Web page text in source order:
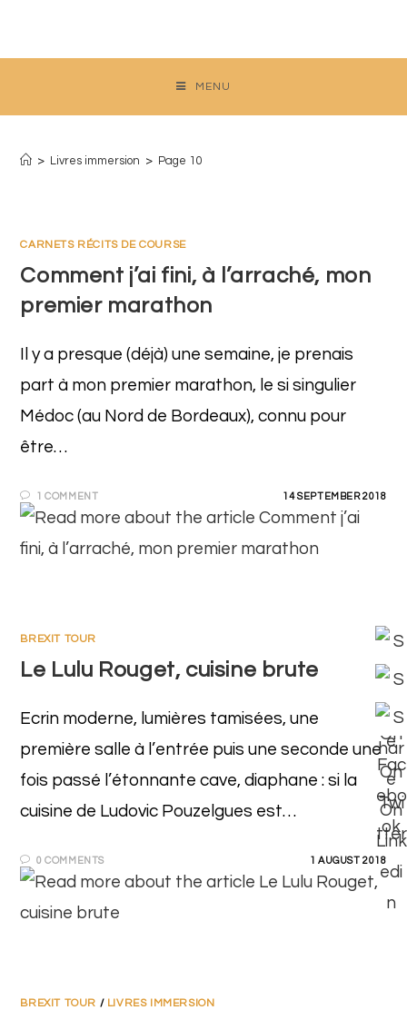
content
MENU
> Livres immersion > Page 10
CARNETS RÉCITS DE COURSE
Comment j’ai fini, à l’arraché, mon
premier marathon
Il y a presque (déjà) une semaine, je prenais
part à mon premier marathon, le si singulier
Médoc (au Nord de Bordeaux), connu pour
être…
1 COMMENT 14 SEPTEMBER 2018
BREXIT TOUR
Le Lulu Rouget, cuisine brute
Ecrin moderne, lumières tamisées, une
première salle à l’entrée puis une seconde une
fois passé l’étonnante cave, diaphane : si la
cuisine de Ludovic Pouzelgues est…
0 COMMENTS 1 AUGUST 2018
BREXIT TOUR / LIVRES IMMERSION